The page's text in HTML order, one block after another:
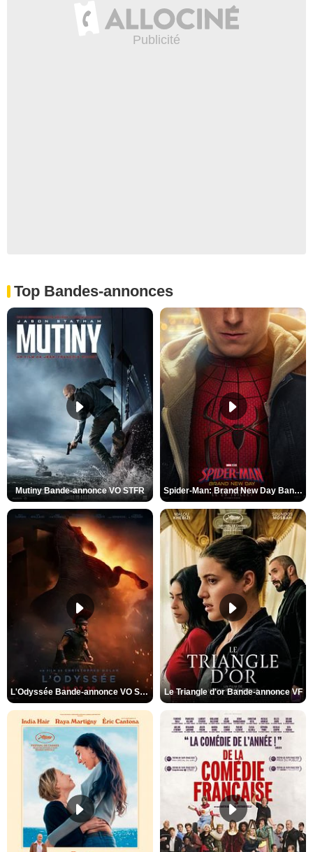
Top Bandes-annonces
Mutiny Bande-annonce VO STFR Spider-Man: Brand New Day Bande-annonce VO STFR
L'Odyssée Bande-annonce VO STFR Le Triangle d'or Bande-annonce VF